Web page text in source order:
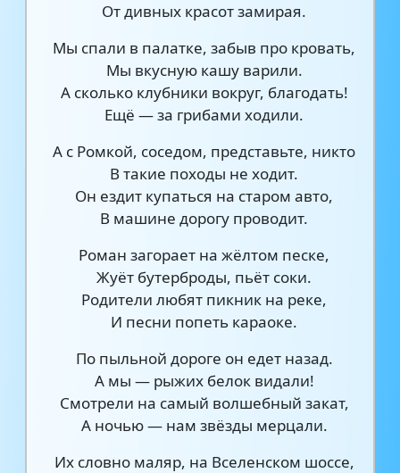
От дивных красот замирая.
Мы спали в палатке, забыв про кровать,
Мы вкусную кашу варили.
А сколько клубники вокруг, благодать!
Ещё — за грибами ходили.
А с Ромкой, соседом, представьте, никто
В такие походы не ходит.
Он ездит купаться на старом авто,
В машине дорогу проводит.
Роман загорает на жёлтом песке,
Жуёт бутерброды, пьёт соки.
Родители любят пикник на реке,
И песни попеть караоке.
По пыльной дороге он едет назад.
А мы — рыжих белок видали!
Смотрели на самый волшебный закат,
А ночью — нам звёзды мерцали.
Их словно маляр, на Вселенском шоссе,